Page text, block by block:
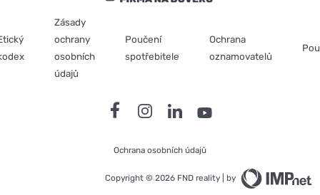
Zásady
ochrany
osobních
údajů
Poučení
spotřebitele
Ochrana
oznamovatelů
Ochrana osobních údajů
Copyright © 2026 FND reality | by